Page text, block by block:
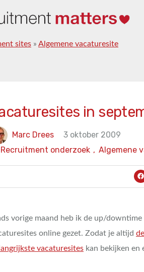
sites » Algemene vacaturesite
in
Marc Drees
3 oktober 2009
Algemene
Recruitment onderzoek ,
vorige maand heb ik de up/downtime
online gezet. Zodat je altijd
vacaturesites kan bekijken en